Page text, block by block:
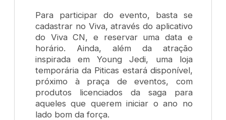
Para participar do evento, basta se
cadastrar no Viva, através do aplicativo
do Viva CN, e reservar uma data e
horário. Ainda, além da atração
inspirada em Young Jedi, uma loja
temporária da Piticas estará disponível,
próximo à praça de eventos, com
produtos licenciados da saga para
aqueles que querem iniciar o ano no
lado bom da força.